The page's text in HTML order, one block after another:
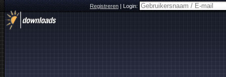
Registreren|Login: